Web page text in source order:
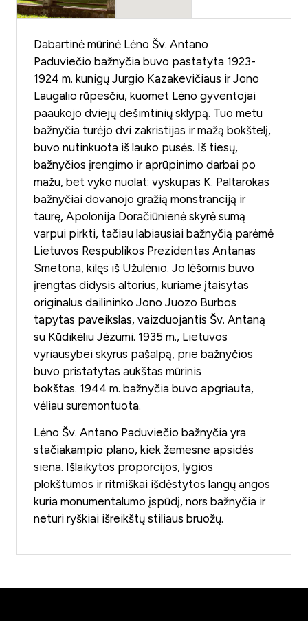
Dabartinė mūrinė Lėno Šv. Antano
Paduviečio bažnyčia buvo pastatyta 1923-
1924 m. kunigų Jurgio Kazakevičiaus ir Jono
Laugalio rūpesčiu, kuomet Lėno gyventojai
paaukojo dviejų dešimtinių sklypą. Tuo metu
bažnyčia turėjo dvi zakristijas ir mažą bokštelį,
buvo nutinkuota iš lauko pusės. Iš tiesų,
bažnyčios įrengimo ir aprūpinimo darbai po
mažu, bet vyko nuolat: vyskupas K. Paltarokas
bažnyčiai dovanojo gražią monstranciją ir
taurę, Apolonija Doračiūnienė skyrė sumą
varpui pirkti, tačiau labiausiai bažnyčią parėmė
Lietuvos Respublikos Prezidentas Antanas
Smetona, kilęs iš Užulėnio. Jo lėšomis buvo
įrengtas didysis altorius, kuriame įtaisytas
originalus dailininko Jono Juozo Burbos
tapytas paveikslas, vaizduojantis Šv. Antaną
su Kūdikėliu Jėzumi. 1935 m., Lietuvos
vyriausybei skyrus pašalpą, prie bažnyčios
buvo pristatytas aukštas mūrinis
bokštas. 1944 m. bažnyčia buvo apgriauta,
vėliau suremontuota.
Lėno Šv. Antano Paduviečio bažnyčia yra
stačiakampio plano, kiek žemesne apsidės
siena. Išlaikytos proporcijos, lygios
plokštumos ir ritmiškai išdėstytos langų angos
kuria monumentalumo įspūdį, nors bažnyčia ir
neturi ryškiai išreikštų stiliaus bruožų.